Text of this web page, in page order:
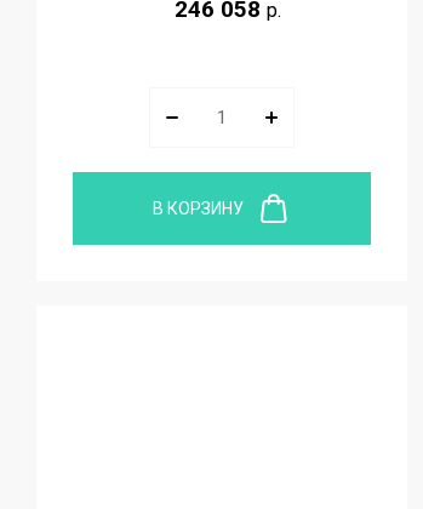
246 058 р.
В КОРЗИНУ